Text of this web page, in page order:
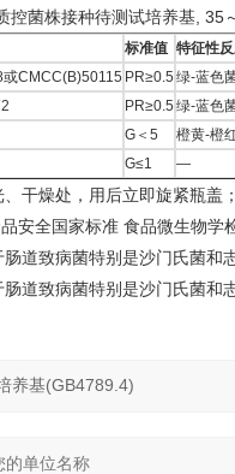
控菌株接种待测试培养基, 35
标准值 特征性
CMCC(B)50115 PR≥0.5 绿-蓝色
PR≥0.5 绿-蓝色
G＜5
橙黄-橙
G≤1 —
干燥处，用后立即旋紧瓶盖
安全国家标准 食品微生物学
肠道致病菌特别是沙门氏菌和
肠道致病菌特别是沙门氏菌和